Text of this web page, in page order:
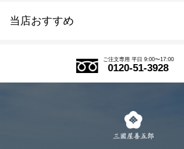
当店おすすめ
式部の香りシリーズ
会員規約について
ご注文専用 平日 9:00〜17:00
0120-51-3928